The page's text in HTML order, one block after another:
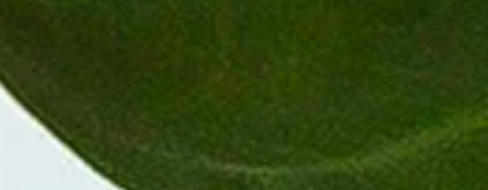
Die Alocasia sollte mäßig gegossen werden, um ein optimales Wachstum zu
führen kann. Bevor erneut gegossen wird, sollte der oberste Teil des Bodens
damit die Pflanze die benötigte Menge aufnehmen kann, ohne dass die Wurzeln
Blütezeit